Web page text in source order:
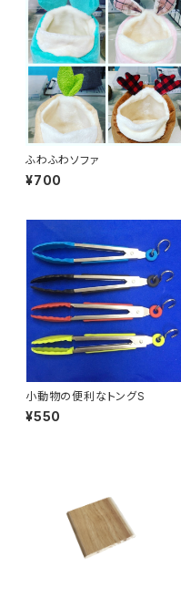
ふわふわソファ
¥700
小動物の便利なトングS
¥550